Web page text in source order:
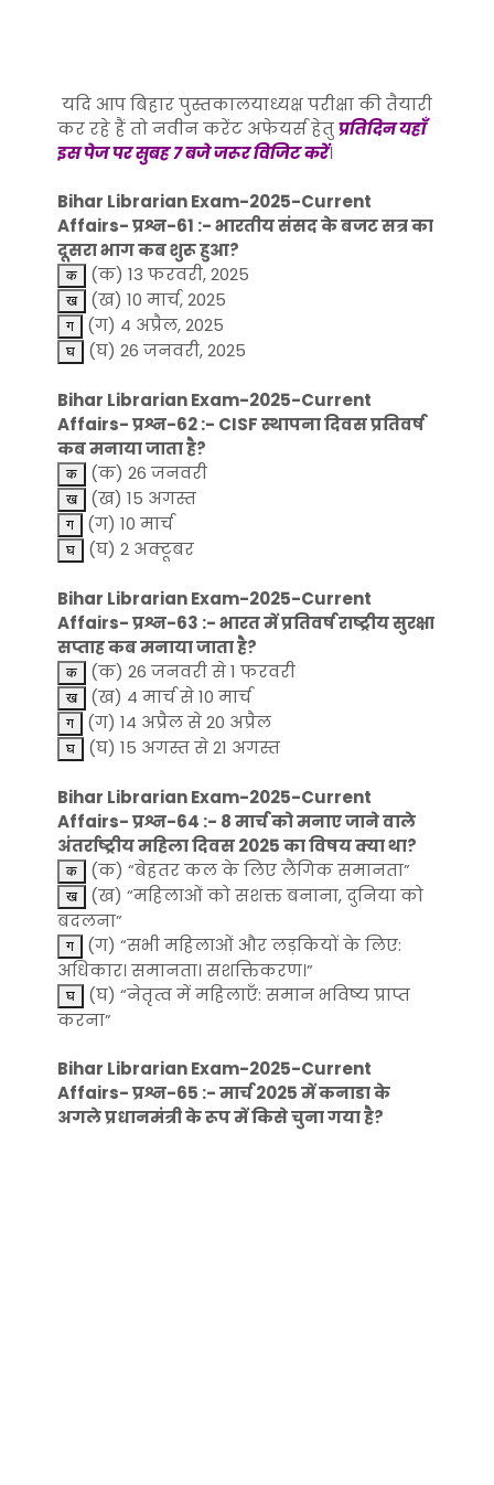
यदि आप बिहार पुस्तकालयाध्यक्ष परीक्षा की तैयारी
कर रहे हैं तो नवीन करेंट अफेयर्स हेतुप्रतिदिन यहाँ
इस पेज पर सुबह 7 बजे जरूर विजिट करें।
Bihar Librarian Exam-2025-Current
Affairs- प्रश्न-61 :- भारतीय संसद के बजट सत्र का
दूसरा भाग कब शुरू हुआ?
(क) 13 फरवरी, 2025
(ख) 10 मार्च, 2025
(ग) 4 अप्रैल, 2025
(घ) 26 जनवरी, 2025
Bihar Librarian Exam-2025-Current
Affairs- प्रश्न-62 :- CISF स्थापना दिवस प्रतिवर्ष
कब मनाया जाता है?
(क) 26 जनवरी
(ख) 15 अगस्त
(ग) 10 मार्च
(घ) 2 अक्टूबर
Bihar Librarian Exam-2025-Current
Affairs- प्रश्न-63 :- भारत में प्रतिवर्ष राष्ट्रीय सुरक्षा
सप्ताह कब मनाया जाता है?
(क) 26 जनवरी से 1 फरवरी
(ख) 4 मार्च से 10 मार्च
(ग) 14 अप्रैल से 20 अप्रैल
(घ) 15 अगस्त से 21 अगस्त
Bihar Librarian Exam-2025-Current
Affairs- प्रश्न-64 :- 8 मार्च को मनाए जाने वाले
अंतर्राष्ट्रीय महिला दिवस 2025 का विषय क्या था?
(क) “बेहतर कल के लिए लैंगिक समानता”
(ख) “महिलाओं को सशक्त बनाना, दुनिया को
बदलना”
(ग) “सभी महिलाओं और लड़कियों के लिए:
अधिकार। समानता। सशक्तिकरण।”
(घ) “नेतृत्व में महिलाएँ: समान भविष्य प्राप्त
करना”
Bihar Librarian Exam-2025-Current
Affairs- प्रश्न-65 :- मार्च 2025 में कनाडा के
अगले प्रधानमंत्री के रूप में किसे चुना गया है?